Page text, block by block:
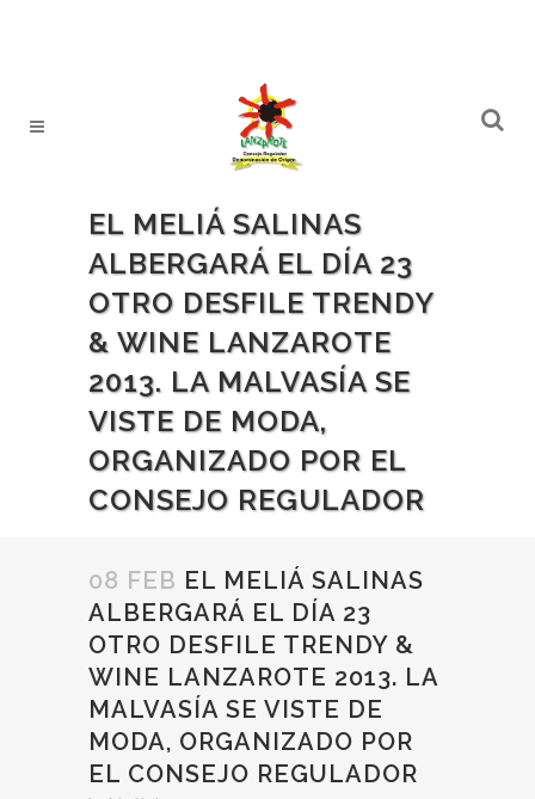
EL MELIÁ SALINAS
ALBERGARÁ EL DÍA 23
OTRO DESFILE TRENDY
& WINE LANZAROTE
2013. LA MALVASÍA SE
VISTE DE MODA,
ORGANIZADO POR EL
CONSEJO REGULADOR
08 FEB EL MELIÁ SALINAS
ALBERGARÁ EL DÍA 23
OTRO DESFILE TRENDY &
WINE LANZAROTE 2013. LA
MALVASÍA SE VISTE DE
MODA, ORGANIZADO POR
EL CONSEJO REGULADOR